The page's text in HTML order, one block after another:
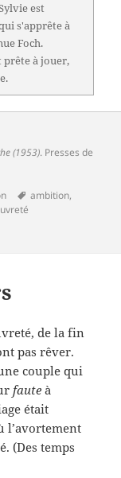
est
s'apprête à
Foch.
prête à jouer,
(1953). Presses de
Mots-
ambition,
de la fin
pas rêver.
couple qui
faute à
était
l’avortement
(Des temps